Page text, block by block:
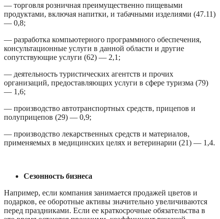
— торговля розничная преимущественно пищевыми
продуктами, включая напитки, и табачными изделиями (47.11)
— 0,8;
— разработка компьютерного программного обеспечения,
консультационные услуги в данной области и другие
сопутствующие услуги (62) — 2,1;
— деятельность туристических агентств и прочих
организаций, предоставляющих услуги в сфере туризма (79)
— 1,6;
— производство автотранспортных средств, прицепов и
полуприцепов (29) — 0,9;
— производство лекарственных средств и материалов,
применяемых в медицинских целях и ветеринарии (21) — 1,4.
Сезонность бизнеса
Например, если компания занимается продажей цветов и
подарков, ее оборотные активы значительно увеличиваются
перед праздниками. Если ее краткосрочные обязательства в